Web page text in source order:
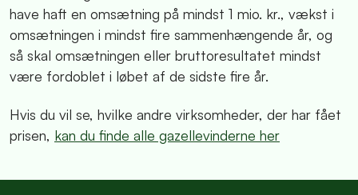
have haft en omsætning på mindst 1 mio. kr., vækst i
omsætningen i mindst fire sammenhængende år, og
så skal omsætningen eller bruttoresultatet mindst
være fordoblet i løbet af de sidste fire år.
Hvis du vil se, hvilke andre virksomheder, der har fået
prisen, kan du finde alle gazellevinderne her